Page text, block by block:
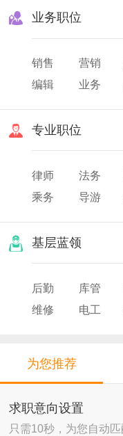
业务职位
销售 营销
编辑
业务
专业职位
律师 法务
乘务
导游
基层蓝领
后勤 库管
维修
电工
为您推荐
求职意向设置
只需10秒，为您自动